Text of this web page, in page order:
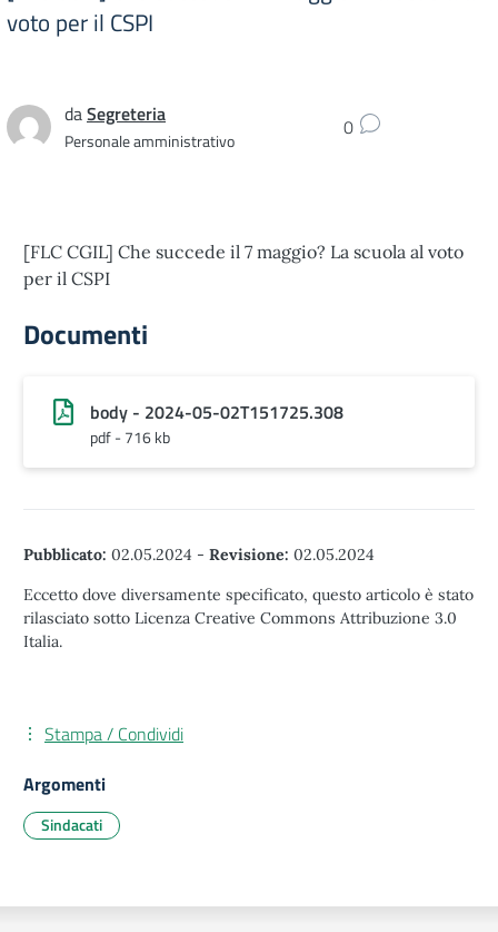
voto per il CSPI
daSegreteria
Personale amministrativo 0
[FLC CGIL] Che succede il 7 maggio? La scuola al voto
per il CSPI
Documenti
body - 2024-05-02T151725.308
pdf - 716 kb
Pubblicato: 02.05.2024 - Revisione: 02.05.2024
Eccetto dove diversamente specificato, questo articolo è stato
rilasciato sotto Licenza Creative Commons Attribuzione 3.0
Italia.
Stampa / Condividi
Argomenti
Sindacati